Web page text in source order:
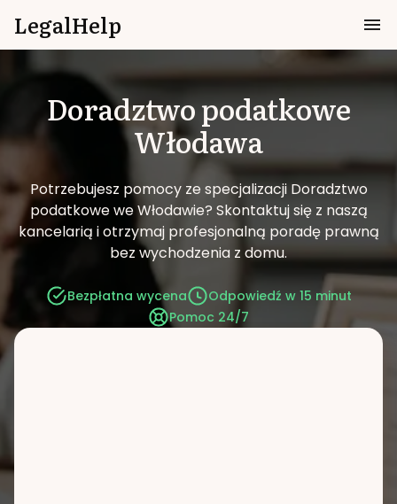
LegalHelp
Doradztwo podatkowe
Włodawa
Potrzebujesz pomocy ze specjalizacji Doradztwo
podatkowe we Włodawie? Skontaktuj się z naszą
kancelarią i otrzymaj profesjonalną poradę prawną
bez wychodzenia z domu.
Bezpłatna wycena
Odpowiedź w 15 minut
Pomoc 24/7